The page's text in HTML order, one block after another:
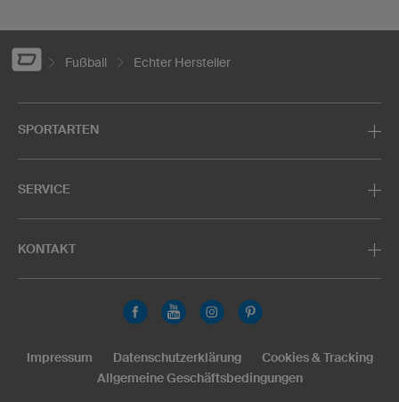
Fußball Echter Hersteller
SPORTARTEN
SERVICE
KONTAKT
Impressum Datenschutzerklärung
Cookies & Tracking
Allgemeine Geschäftsbedingungen